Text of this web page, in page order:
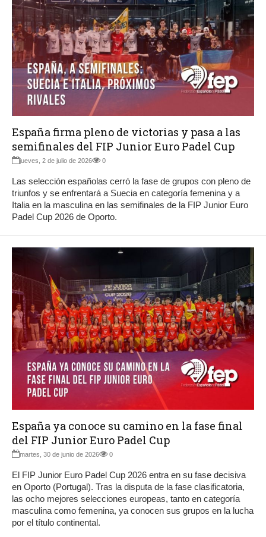
España firma pleno de victorias y pasa a las
semifinales del FIP Junior Euro Padel Cup
jueves, 2 de julio de 2026 0
Las selección españolas cerró la fase de grupos con pleno de
triunfos y se enfrentará a Suecia en categoría femenina y a
Italia en la masculina en las semifinales de la FIP Junior Euro
Padel Cup 2026 de Oporto.
España ya conoce su camino en la fase final
del FIP Junior Euro Padel Cup
martes, 30 de junio de 2026 0
El FIP Junior Euro Padel Cup 2026 entra en su fase decisiva
en Oporto (Portugal). Tras la disputa de la fase clasificatoria,
las ocho mejores selecciones europeas, tanto en categoría
masculina como femenina, ya conocen sus grupos en la lucha
por el título continental.